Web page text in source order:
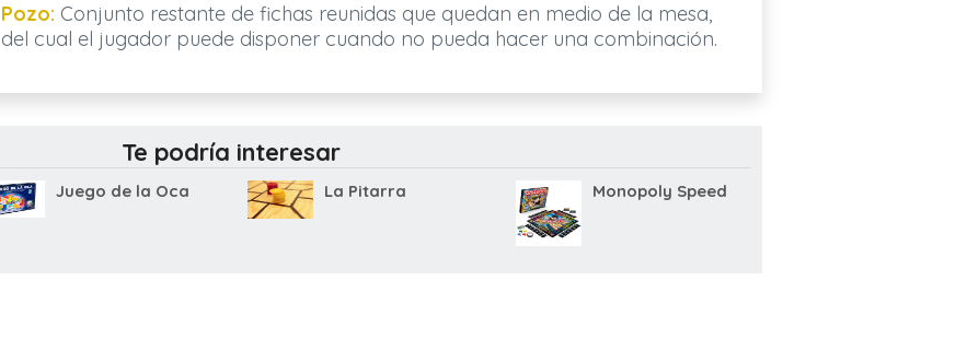
Pozo: Conjunto restante de fichas reunidas que quedan en medio de la mesa,
del cual el jugador puede disponer cuando no pueda hacer una combinación.
Te podría interesar
Juego de la Oca La Pitarra Monopoly Speed